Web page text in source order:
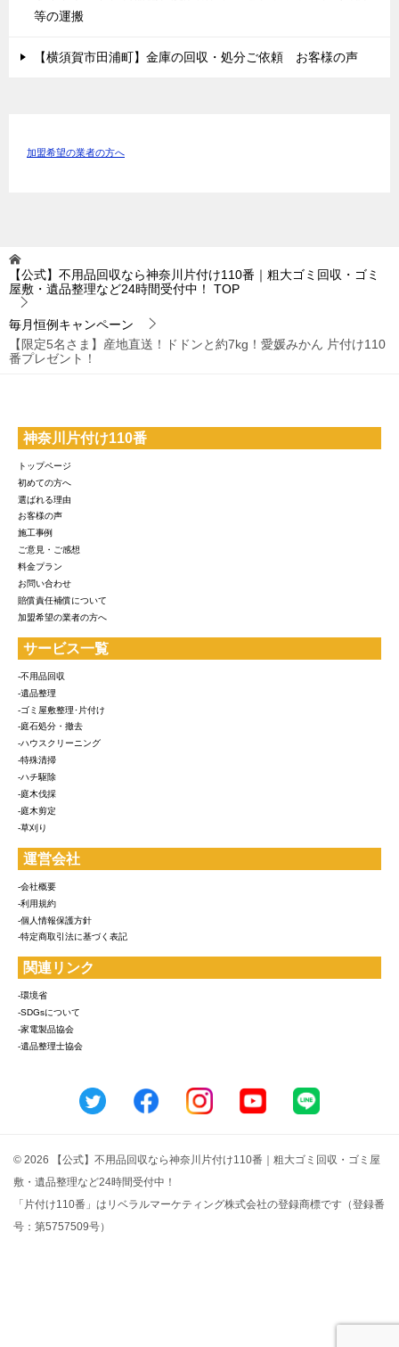
等の運搬
【横須賀市田浦町】金庫の回収・処分ご依頼 お客様の声
加盟希望の業者の方へ
【公式】不用品回収なら神奈川片付け110番｜粗大ゴミ回収・ゴミ
屋敷・遺品整理など24時間受付中！
TOP
毎月恒例キャンペーン
【限定5名さま】産地直送！ドドンと約7kg！愛媛みかん 片付け110
番プレゼント！
神奈川片付け110番
トップページ
初めての方へ
選ばれる理由
お客様の声
施工事例
ご意見・ご感想
料金プラン
お問い合わせ
賠償責任補償について
加盟希望の業者の方へ
サービス一覧
-不用品回収
-遺品整理
-ゴミ屋敷整理･片付け
-庭石処分・撤去
-ハウスクリーニング
-特殊清掃
-ハチ駆除
-庭木伐採
-庭木剪定
-草刈り
運営会社
-会社概要
-利用規約
-個人情報保護方針
-特定商取引法に基づく表記
関連リンク
-環境省
-SDGsについて
-家電製品協会
-遺品整理士協会
© 2026 【公式】不用品回収なら神奈川片付け110番｜粗大ゴミ回収・ゴミ屋
敷・遺品整理など24時間受付中！
「片付け110番」はリベラルマーケティング株式会社の登録商標です（登録番
号：第5757509号）